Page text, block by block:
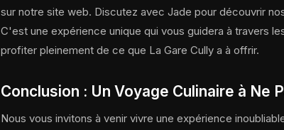
sur notre site web. Discutez avec Jade pour découvrir
C'est une expérience unique qui vous guidera à travers
profiter pleinement de ce que La Gare Cully a à offrir.
Conclusion : Un Voyage Culinaire à Ne
Nous vous invitons à venir vivre une expérience